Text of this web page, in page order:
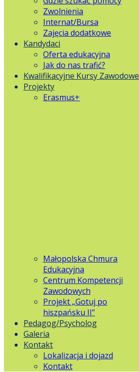
Zwolnienia
Internat/Bursa
Zajęcia dodatkowe
Kandydaci
Oferta edukacyjna
Jak do nas trafić?
Kwalifikacyjne Kursy Zawodowe
Projekty
Erasmus+
Małopolska Chmura
Edukacyjna
Centrum Kompetencji
Zawodowych
Projekt „Gotuj po
hiszpańsku II”
Pedagog/Psycholog
Galeria
Kontakt
Lokalizacja i dojazd
Kontakt